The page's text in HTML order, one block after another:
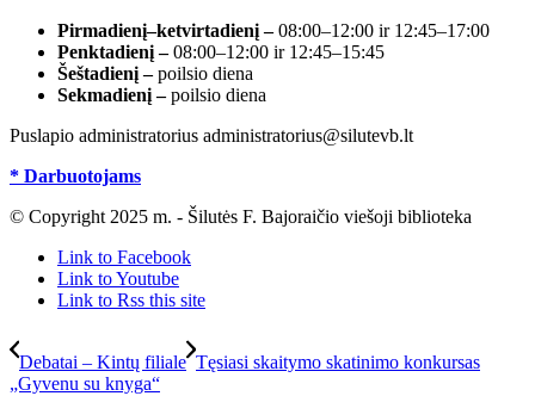
Pirmadienį–ketvirtadienį –08:00–12:00 ir 12:45–17:00
Penktadienį –08:00–12:00 ir 12:45–15:45
Šeštadienį –poilsio diena
Sekmadienį –poilsio diena
Puslapio administratorius administratorius@silutevb.lt
* Darbuotojams
© Copyright 2025 m. - Šilutės F. Bajoraičio viešoji biblioteka
Link to Facebook
Link to Youtube
Link to Rss this site
Debatai – Kintų filiale Tęsiasi skaitymo skatinimo konkursas
„Gyvenu su knyga“